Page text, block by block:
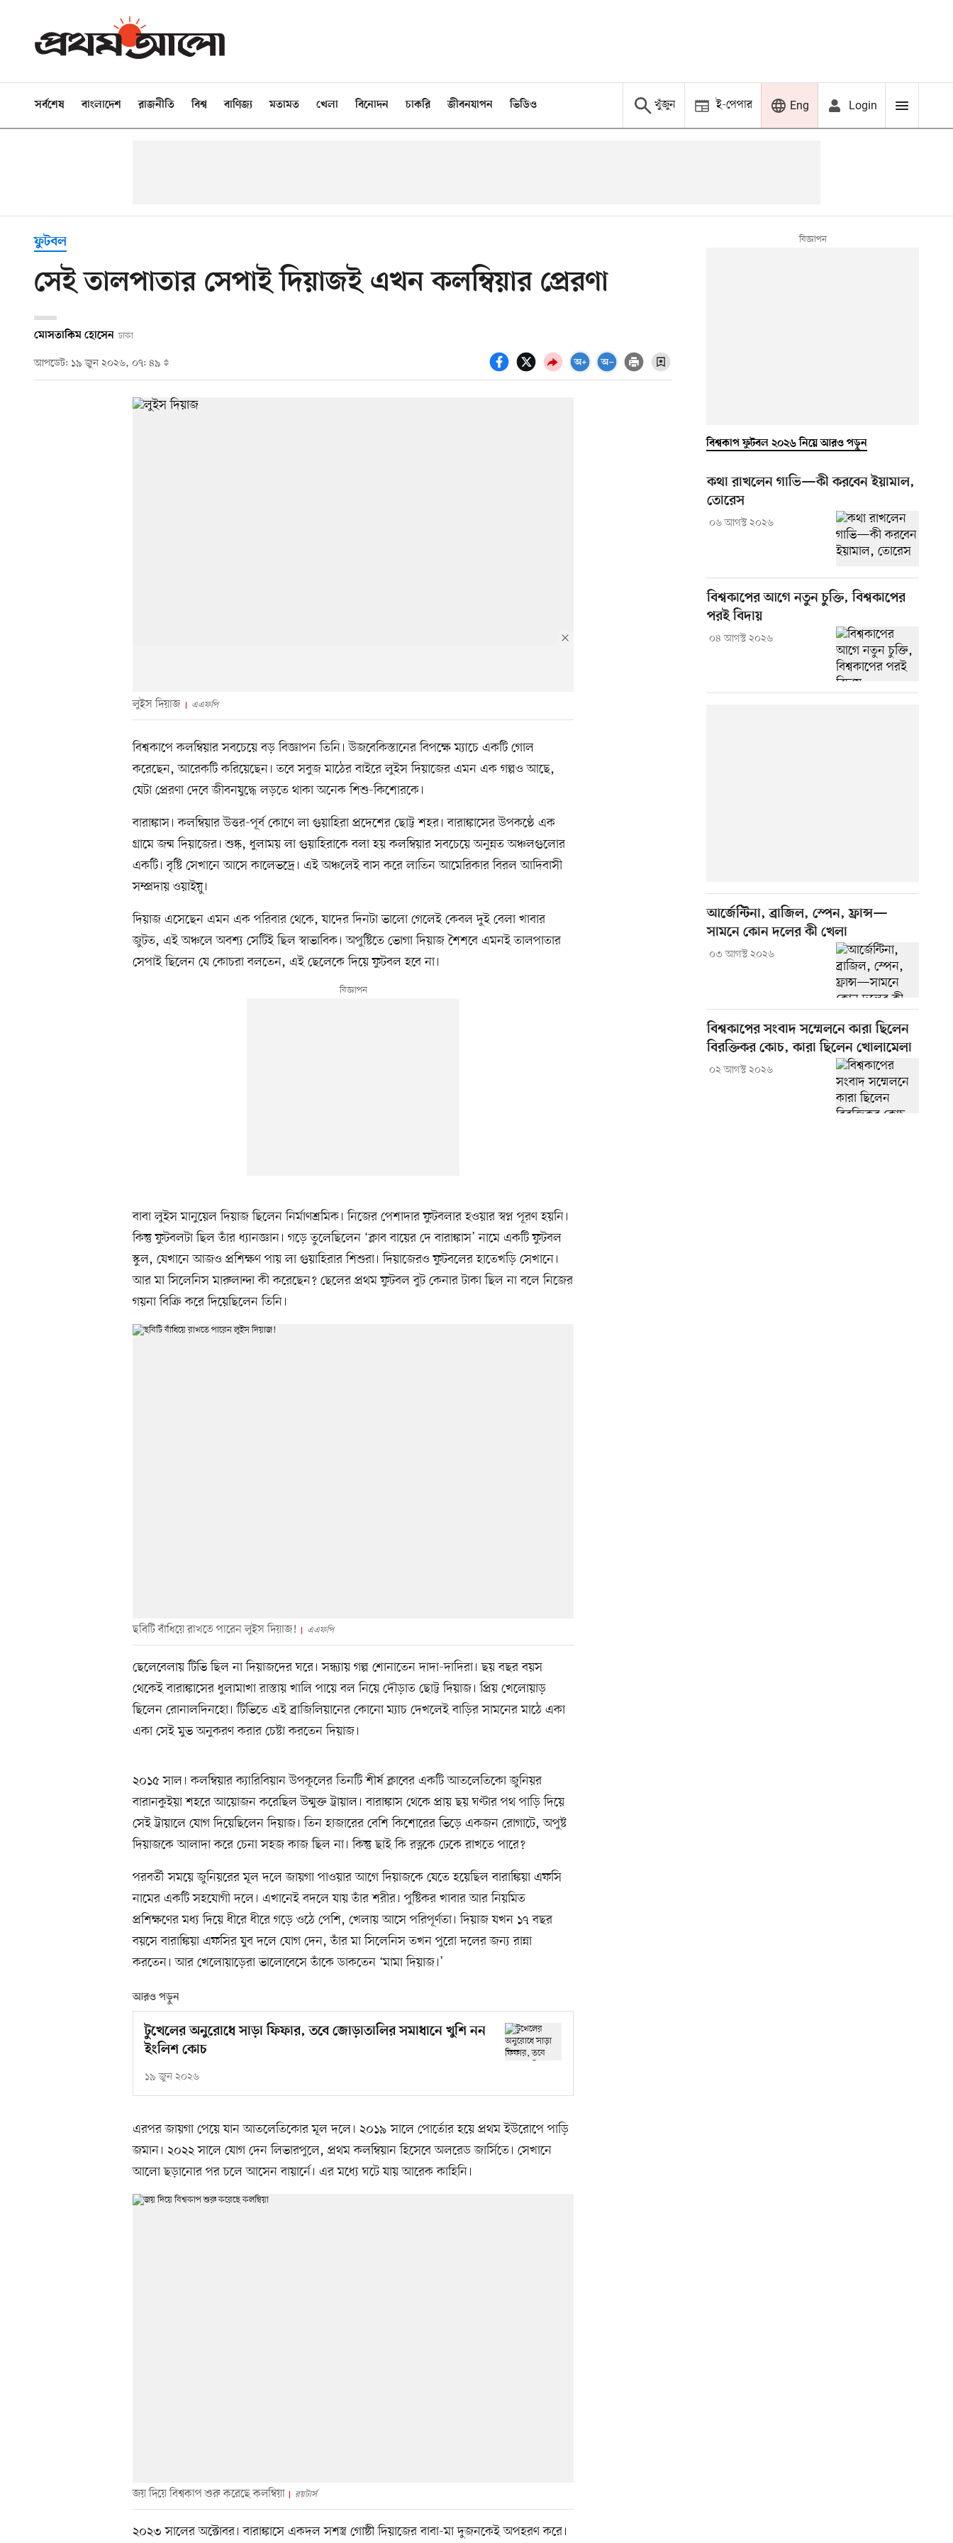
সর্বশেষ বাংলাদেশ রাজনীতি বিশ্ব বাণিজ্য মতামত খেলা বিনোদন চাকরি জীবনযাপন ভিডিও খুঁজুন ই-পেপার Eng Login
ফুটবল
সেই তালপাতার সেপাই দিয়াজই এখন কলম্বিয়ার প্রেরণা
মোসতাকিম হোসেন ঢাকা
আপডেট: ১৯ জুন ২০২৬, ০৭: ৪৯
লুইস দিয়াজ এএফপি
বিশ্বকাপে কলম্বিয়ার সবচেয়ে বড় বিজ্ঞাপন তিনি। উজবেকিস্তানের বিপক্ষে ম্যাচে একটি গোল
করেছেন, আরেকটি করিয়েছেন। তবে সবুজ মাঠের বাইরে লুইস দিয়াজের এমন এক গল্পও আছে,
যেটা প্রেরণা দেবে জীবনযুদ্ধে লড়তে থাকা অনেক শিশু-কিশোরকে।
বারাঙ্কাস। কলম্বিয়ার উত্তর-পূর্ব কোণে লা গুয়াহিরা প্রদেশের ছোট্ট শহর। বারাঙ্কাসের উপকণ্ঠে এক
গ্রামে জন্ম দিয়াজের। শুষ্ক, ধুলাময় লা গুয়াহিরাকে বলা হয় কলম্বিয়ার সবচেয়ে অনুন্নত অঞ্চলগুলোর
একটি। বৃষ্টি সেখানে আসে কালেভদ্রে। এই অঞ্চলেই বাস করে লাতিন আমেরিকার বিরল আদিবাসী
সম্প্রদায় ওয়াইয়ু।
দিয়াজ এসেছেন এমন এক পরিবার থেকে, যাদের দিনটা ভালো গেলেই কেবল দুই বেলা খাবার
জুটত, এই অঞ্চলে অবশ্য সেটিই ছিল স্বাভাবিক। অপুষ্টিতে ভোগা দিয়াজ শৈশবে এমনই তালপাতার
সেপাই ছিলেন যে কোচরা বলতেন, এই ছেলেকে দিয়ে ফুটবল হবে না।
বাবা লুইস মানুয়েল দিয়াজ ছিলেন নির্মাণশ্রমিক। নিজের পেশাদার ফুটবলার হওয়ার স্বপ্ন পূরণ হয়নি।
কিন্তু ফুটবলটা ছিল তাঁর ধ্যানজ্ঞান। গড়ে তুলেছিলেন ‘ক্লাব বায়ের দে বারাঙ্কাস’ নামে একটি ফুটবল
স্কুল, যেখানে আজও প্রশিক্ষণ পায় লা গুয়াহিরার শিশুরা। দিয়াজেরও ফুটবলের হাতেখড়ি সেখানে।
আর মা সিলেনিস মারুলান্দা কী করেছেন? ছেলের প্রথম ফুটবল বুট কেনার টাকা ছিল না বলে নিজের
গয়না বিক্রি করে দিয়েছিলেন তিনি।
ছবিটি বাঁধিয়ে রাখতে পারেন লুইস দিয়াজ! এএফপি
ছেলেবেলায় টিভি ছিল না দিয়াজদের ঘরে। সন্ধ্যায় গল্প শোনাতেন দাদা-দাদিরা। ছয় বছর বয়স
থেকেই বারাঙ্কাসের ধুলামাখা রাস্তায় খালি পায়ে বল নিয়ে দৌড়াত ছোট্ট দিয়াজ। প্রিয় খেলোয়াড়
ছিলেন রোনালদিনহো। টিভিতে এই ব্রাজিলিয়ানের কোনো ম্যাচ দেখলেই বাড়ির সামনের মাঠে একা
একা সেই মুভ অনুকরণ করার চেষ্টা করতেন দিয়াজ।
২০১৫ সাল। কলম্বিয়ার ক্যারিবিয়ান উপকূলের তিনটি শীর্ষ ক্লাবের একটি আতলেতিকো জুনিয়র
বারানকুইয়া শহরে আয়োজন করেছিল উন্মুক্ত ট্রায়াল। বারাঙ্কাস থেকে প্রায় ছয় ঘণ্টার পথ পাড়ি দিয়ে
সেই ট্রায়ালে যোগ দিয়েছিলেন দিয়াজ। তিন হাজারের বেশি কিশোরের ভিড়ে একজন রোগাটে, অপুষ্ট
দিয়াজকে আলাদা করে চেনা সহজ কাজ ছিল না। কিন্তু ছাই কি রত্নকে ঢেকে রাখতে পারে?
পরবর্তী সময়ে জুনিয়রের মূল দলে জায়গা পাওয়ার আগে দিয়াজকে যেতে হয়েছিল বারাঙ্কিয়া এফসি
নামের একটি সহযোগী দলে। এখানেই বদলে যায় তাঁর শরীর। পুষ্টিকর খাবার আর নিয়মিত
প্রশিক্ষণের মধ্য দিয়ে ধীরে ধীরে গড়ে ওঠে পেশি, খেলায় আসে পরিপূর্ণতা। দিয়াজ যখন ১৭ বছর
বয়সে বারাঙ্কিয়া এফসির যুব দলে যোগ দেন, তাঁর মা সিলেনিস তখন পুরো দলের জন্য রান্না
করতেন। আর খেলোয়াড়েরা ভালোবেসে তাঁকে ডাকতেন ‘মামা দিয়াজ।’
আরও পড়ুন
টুখেলের অনুরোধে সাড়া ফিফার, তবে জোড়াতালির সমাধানে খুশি নন
ইংলিশ কোচ
১৯ জুন ২০২৬
এরপর জায়গা পেয়ে যান আতলেতিকোর মূল দলে। ২০১৯ সালে পোর্তোর হয়ে প্রথম ইউরোপে পাড়ি
জমান। ২০২২ সালে যোগ দেন লিভারপুলে, প্রথম কলম্বিয়ান হিসেবে অলরেড জার্সিতে। সেখানে
আলো ছড়ানোর পর চলে আসেন বায়ার্নে। এর মধ্যে ঘটে যায় আরেক কাহিনি।
জয় দিয়ে বিশ্বকাপ শুরু করেছে কলম্বিয়া রয়টার্স
২০২৩ সালের অক্টোবর। বারাঙ্কাসে একদল সশস্ত্র গোষ্ঠী দিয়াজের বাবা-মা দুজনকেই অপহরণ করে।
বিশ্বকাপ ফুটবল ২০২৬ নিয়ে আরও পড়ুন
কথা রাখলেন গাভি—কী করবেন ইয়ামাল,
তোরেস
০৬ আগস্ট ২০২৬
বিশ্বকাপের আগে নতুন চুক্তি, বিশ্বকাপের
পরই বিদায়
০৪ আগস্ট ২০২৬
আর্জেন্টিনা, ব্রাজিল, স্পেন, ফ্রান্স—
সামনে কোন দলের কী খেলা
০৩ আগস্ট ২০২৬
বিশ্বকাপের সংবাদ সম্মেলনে কারা ছিলেন
বিরক্তিকর কোচ, কারা ছিলেন খোলামেলা
০২ আগস্ট ২০২৬